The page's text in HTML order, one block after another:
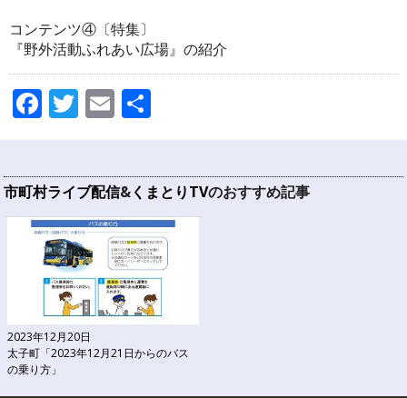
コンテンツ④〔特集〕
『野外活動ふれあい広場』の紹介
Facebook
Twitter
Email
市町村ライブ配信&くまとりTVのおすすめ記事
2023年12月20日
太子町「2023年12月21日からのバス
の乗り方」